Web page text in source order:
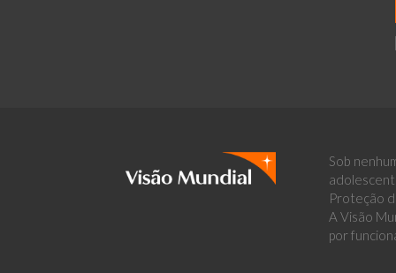
Sob
Proteção
A Visão
por